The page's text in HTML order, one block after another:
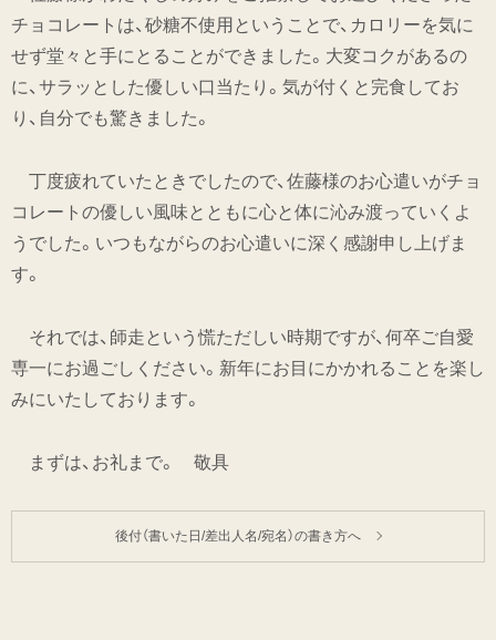
チョコレートは、砂糖不使用ということで、カロリーを気に
せず堂々と手にとることができました。大変コクがあるの
に、サラッとした優しい口当たり。気が付くと完食してお
り、自分でも驚きました。
丁度疲れていたときでしたので、佐藤様のお心遣いがチョ
コレートの優しい風味とともに心と体に沁み渡っていくよ
うでした。いつもながらのお心遣いに深く感謝申し上げま
す。
それでは、師走という慌ただしい時期ですが、何卒ご自愛
専一にお過ごしください。新年にお目にかかれることを楽し
みにいたしております。
まずは、お礼まで。 敬具
後付（書いた日/差出人名/宛名）の書き方へ